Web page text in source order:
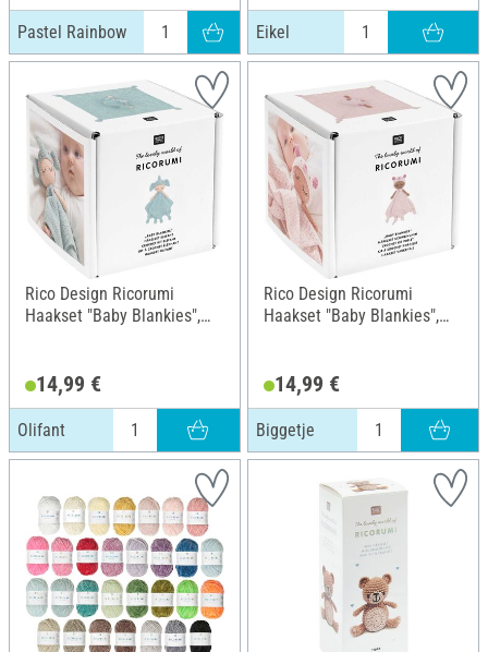
Pastel Rainbow Eikel
Rico Design Ricorumi
Haakset "Baby Blankies",
14,99 €
Olifant
Rico Design Ricorumi
Haakset "Baby Blankies",
14,99 €
Biggetje